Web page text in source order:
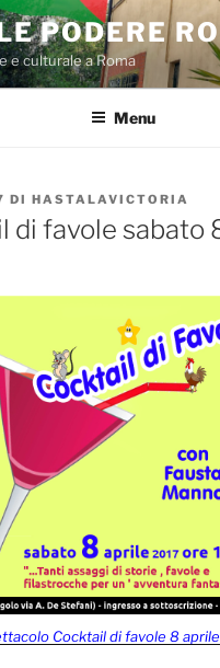
PODERE
e culturale a Roma
Menu
DI HASTALAVICTORIA
di favole sabato
Cocktail di favole 8 aprile